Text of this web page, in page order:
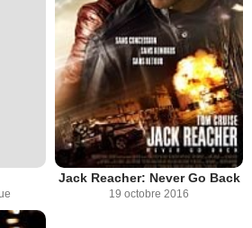
Jack Reacher: Never Go Back
19 octobre 2016